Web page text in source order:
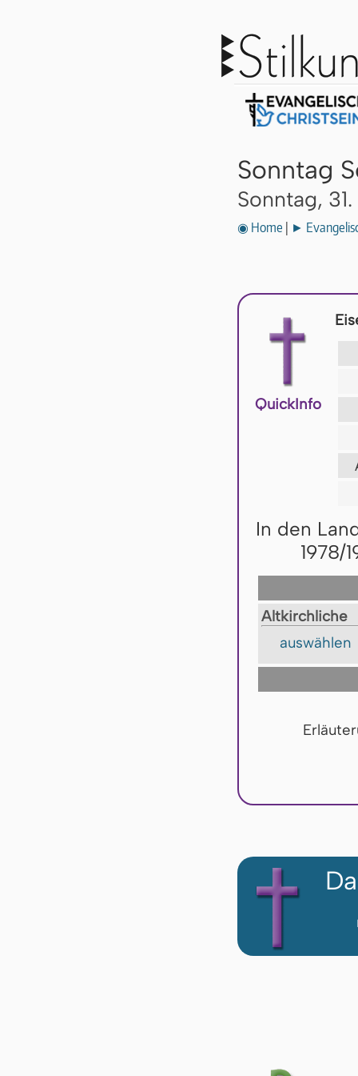
Sonntag
Sonntag,
◉ Home ►
QuickInfo
In den
1978/
Altkirchliche
auswählen